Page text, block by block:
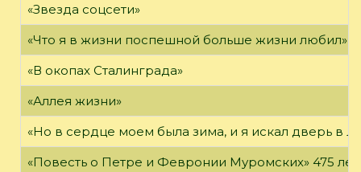
«Звезда соцсети»
«Что я в жизни поспешной больше жизни любил»
«В окопах Сталинграда»
«Аллея жизни»
«Но в сердце моем была зима, и я искал дверь в
«Повесть о Петре и Февронии Муромских» 475